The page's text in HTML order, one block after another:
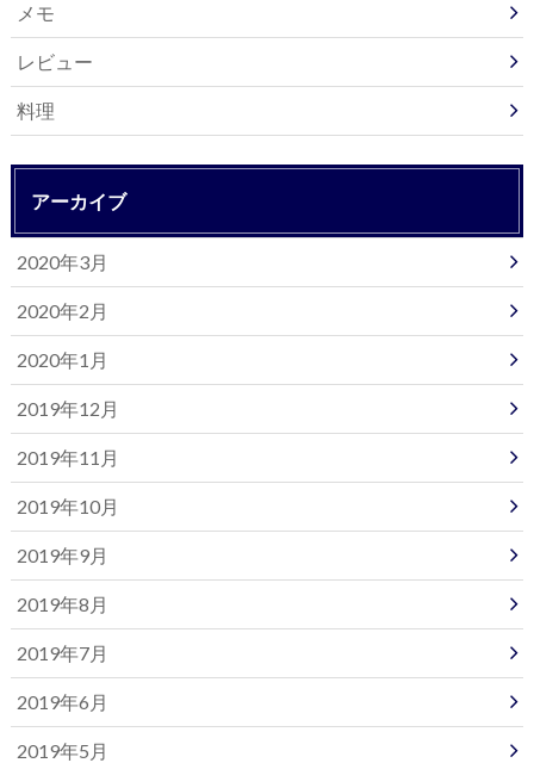
メモ
レビュー
料理
アーカイブ
2020年3月
2020年2月
2020年1月
2019年12月
2019年11月
2019年10月
2019年9月
2019年8月
2019年7月
2019年6月
2019年5月